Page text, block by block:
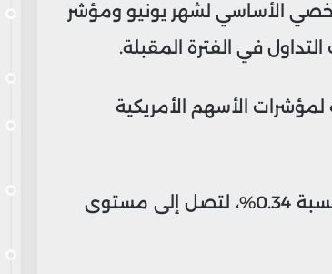
الأساسي لشهر يونيو ومؤشر
في الفترة المقبلة.
الأسهم الأمريكية
ارتفعت عقود مؤشر داو جونز الصناعي الآجلة بنسبة 0.34%، لتصل إلى مستوى